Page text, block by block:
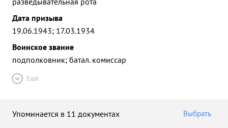
Дата призыва
19.06.1943; 17.03.1934
Воинское звание
подполковник; батал. комиссар
Ещё
Упоминается в 11 документах Выбрать